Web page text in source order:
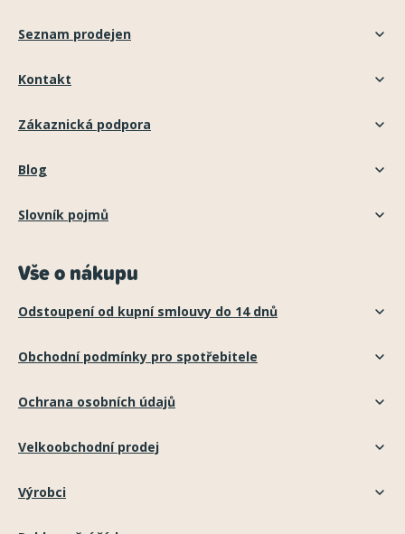
Seznam prodejen
Kontakt
Zákaznická podpora
Blog
Slovník pojmů
Vše o nákupu
Odstoupení od kupní smlouvy do 14 dnů
Obchodní podmínky pro spotřebitele
Ochrana osobních údajů
Velkoobchodní prodej
Výrobci